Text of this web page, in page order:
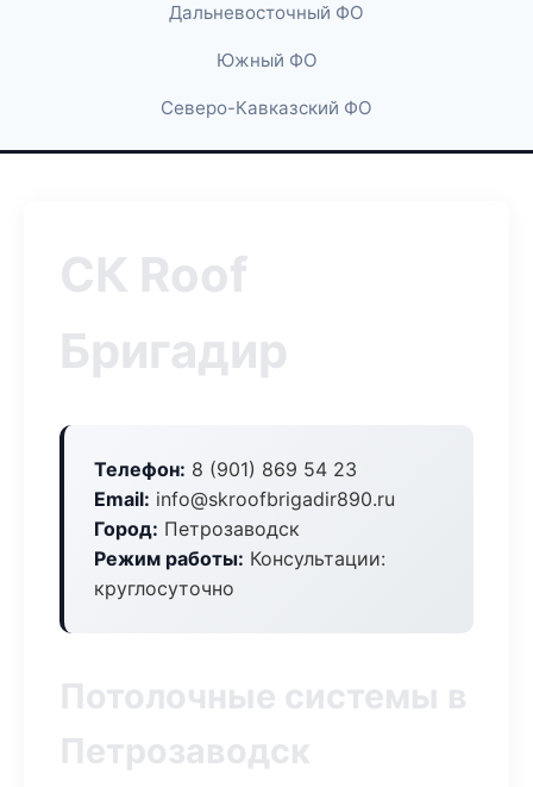
Дальневосточный ФО
Южный ФО
Северо-Кавказский ФО
СК Roof
Бригадир
Телефон: 8 (901) 869 54 23
Email: info@skroofbrigadir890.ru
Город: Петрозаводск
Режим работы: Консультации:
круглосуточно
Потолочные системы в
Петрозаводск